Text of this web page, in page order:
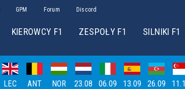
GPM Forum Discord
KIEROWCY F1 ZESPOŁY F1 SILNIKI F1
LEC ANT NOR 23.08 06.09 13.09 26.09